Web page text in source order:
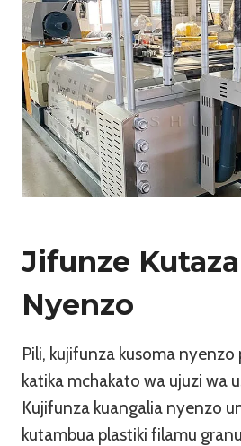
Jifunze
Nyenzo
Pili, kujifunza kusoma
katika mchakato wa ujuzi wa
Kujifunza kuangalia nyenzo
kutambua plastiki filamu